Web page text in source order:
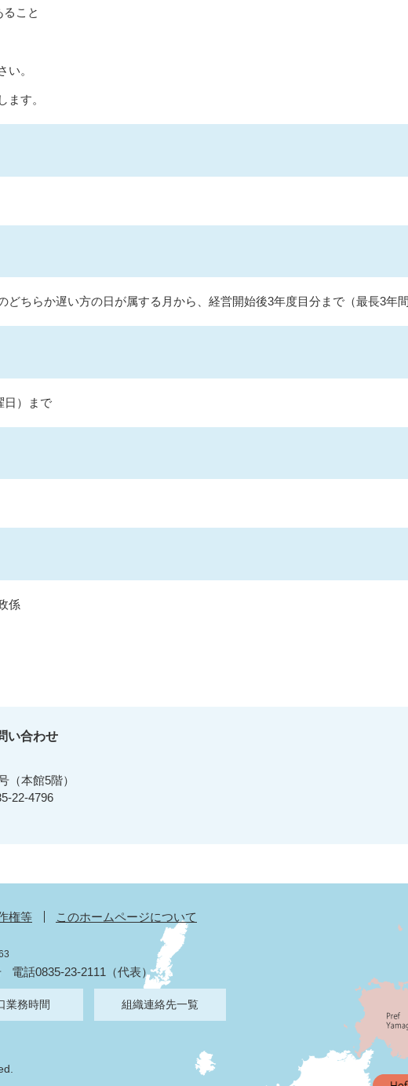
ること
い。
ます。
どちらか遅い方の日が属する月から、経営開始後3年度目分まで（最長3年
日）まで
係
い合わせ
（本館5階）
22-4796
権等 このホームページについて
電話0835-23-2111（代表）
業務時間 組織連絡先一覧